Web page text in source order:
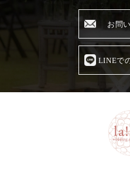
お問
LINEで